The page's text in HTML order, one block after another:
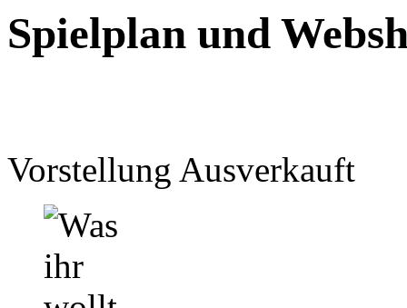
Spielplan und
Vorstellung Ausverkauft